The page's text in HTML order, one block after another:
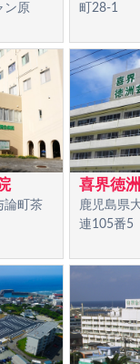
ン原
町28-1
論町茶
喜界徳
鹿児島県
連105番5